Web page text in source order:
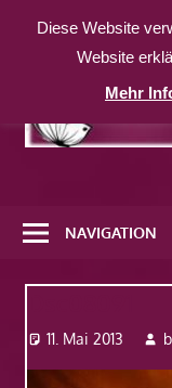
Inhalt
weitere
Website
NAVIGATION
11. Mai 2013
Diese Website
Website
Mehr